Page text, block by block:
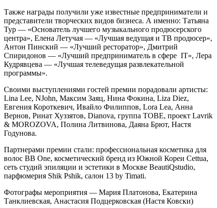
Также награды получили уже известные предприниматели и
представители творческих видов бизнеса. А именно: Татьяна
Тур — «Основатель лучшего музыкального продюсерского
центра», Елена Летучая — «Лучшая ведущая и ТВ продюсер»,
Антон Пинский — «Лучший ресторатор», Дмитрий
Спиридонов — «Лучший предприниматель в сфере IT», Лера
Кудрявцева — «Лучшая телеведущая развлекательной
программы».
Своими выступлениями гостей премии порадовали артисты:
Lina Lee, NJohn, Максим Заяц, Нина Фокина, Liza Diez,
Евгения Короткевич, Ивайло Филиппов, Lora Lea, Анна
Вернов, Ринат Хуззятов, Dianova, группа TOBE, проект Lavrik
& MOROZOVA, Полина Литвинова, Даяна Брют, Настя
Годунова.
Партнерами премии стали: профессиональная косметика для
волос BB One, косметический бренд из Южной Кореи Cettua,
сеть студий эпиляции и эстетики в Москве BeautiQstudio,
парфюмерия Shik Pshik, салон 13 by Timati.
Фотографы мероприятия — Мария Платонова, Екатерина
Танклиевская, Анастасия Подцерковская (Настя Ковски)